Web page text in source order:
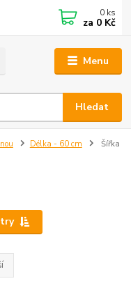
Menu
Hledat
0 ks
za 0 Kč
Délka - 60 cm
Šířka